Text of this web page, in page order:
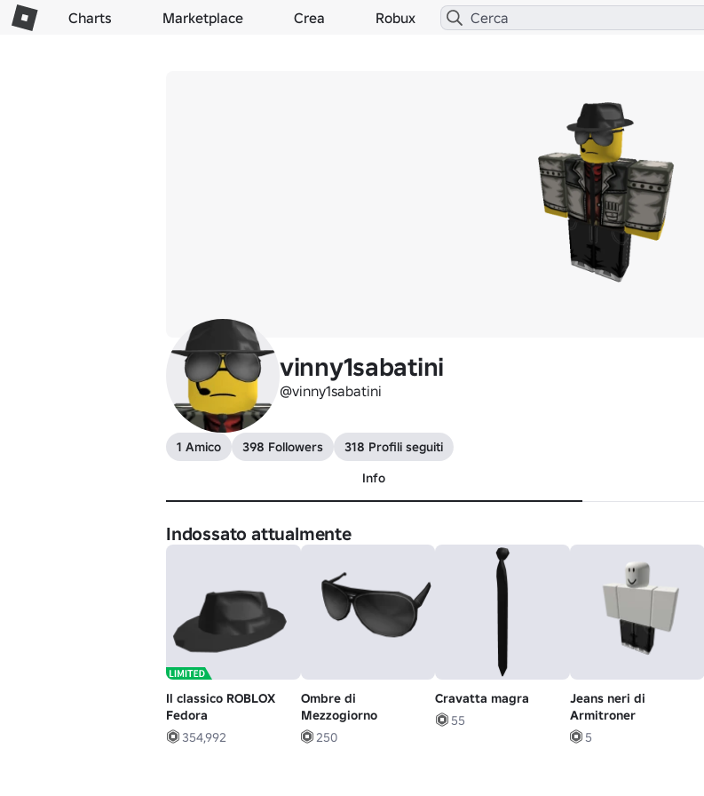
Charts Marketplace Crea Robux
vinny1sabatini
@vinny1sabatini
1 Amico 398 Followers
318 Profili seguiti
Info
Indossato attualmente
Il classico ROBLOX
Fedora
354,992
Ombre di
Mezzogiorno
250
Cravatta magra
55
Jeans neri di
Armitroner
5